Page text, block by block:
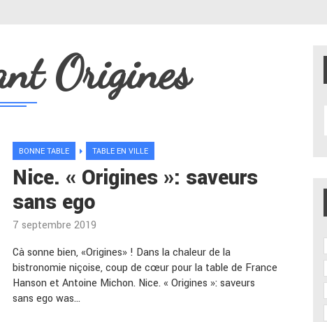
Origines
BONNE TABLE TABLE EN VILLE
Nice. « Origines »: saveurs
sans ego
7 septembre 2019
Cà sonne bien, «Origines» ! Dans la chaleur de la
bistronomie niçoise, coup de cœur pour la table de France
Hanson et Antoine Michon. Nice. « Origines »: saveurs
sans ego was…